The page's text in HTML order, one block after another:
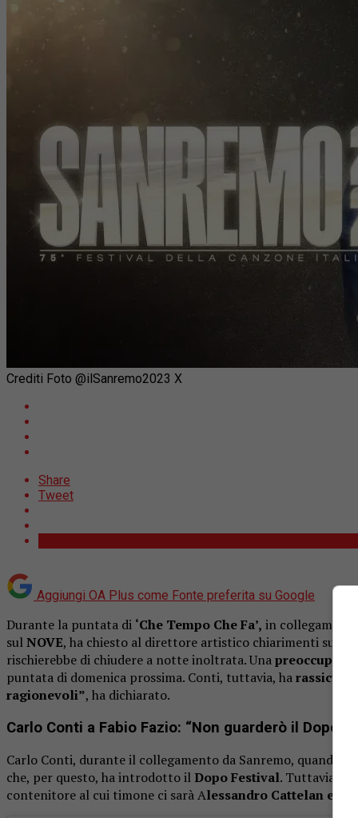
Crediti Foto @ilSanremo2023 X
Share
Tweet
Aggiungi OA Plus come Fonte preferita su Google
Durante la puntata di ‘Che Tempo Che Fa’, in
sulNOVE, ha chiesto al direttore artistico chiarimenti sulla
rischierebbe di chiudere a notte inoltrata. Una
puntata di domenica prossima. Conti, tuttavia, harassicurato
ragionevoli”, ha dichiarato.
Carlo Conti a Fabio Fazio: “Non guarderò il Dopo
Carlo Conti, durante il collegamento da Sanremo, quando
che, per questo, ha introdotto il Dopo Festival. Tuttavia, il
contenitore al cui timone ci sarà Alessandro Cattelan e